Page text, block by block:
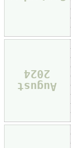
August
2024